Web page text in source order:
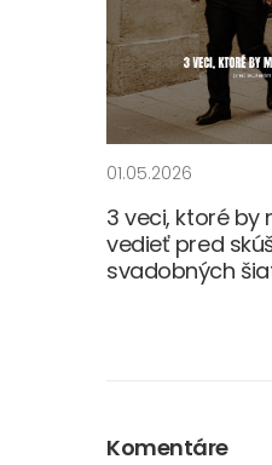
01.05.2026
3 veci, ktoré by
vedieť pred
svadobných
Komentáre